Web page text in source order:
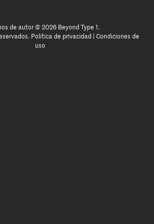
de autor © 2026 Beyond Type 1.
Política de privacidad
Condiciones de
uso